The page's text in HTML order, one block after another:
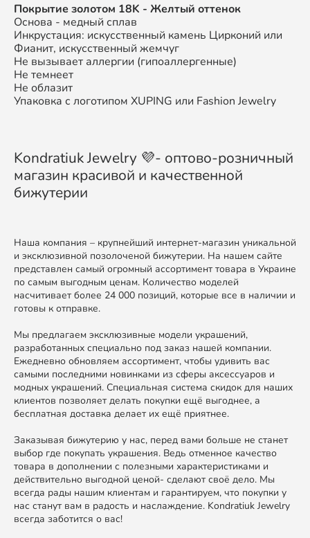
Покрытие золотом 18K - Желтый оттенок
Основа - медный сплав
Инкрустация: искусственный камень Цирконий или
Фианит, искусственный жемчуг
Не вызывает аллергии (гипоаллергенные)
Не темнеет
Не облазит
Упаковка с логотипом XUPING или Fashion Jewelry
Kondratiuk Jewelry 💜- оптово-розничный
магазин красивой и качественной
бижутерии
Наша компания – крупнейший интернет-магазин уникальной
и эксклюзивной позолоченой бижутерии. На нашем сайте
представлен самый огромный ассортимент товара в Украине
по самым выгодным ценам. Количество моделей
насчитивает более 24 000 позиций, которые все в наличии и
готовы к отправке.
Мы предлагаем эксклюзивные модели украшений,
разработанных специально под заказ нашей компании.
Ежедневно обновляем ассортимент, чтобы удивить вас
самыми последними новинками из сферы аксессуаров и
модных украшений. Специальная система скидок для наших
клиентов позволяет делать покупки ещё выгоднее, а
бесплатная доставка делает их ещё приятнее.
Заказывая бижутерию у нас, перед вами больше не станет
выбор где покупать украшения. Ведь отменное качество
товара в дополнении с полезными характеристиками и
действительно выгодной ценой- сделают своё дело. Мы
всегда рады нашим клиентам и гарантируем, что покупки у
нас станут вам в радость и наслаждение. Kondratiuk Jewelry
всегда заботится о вас!